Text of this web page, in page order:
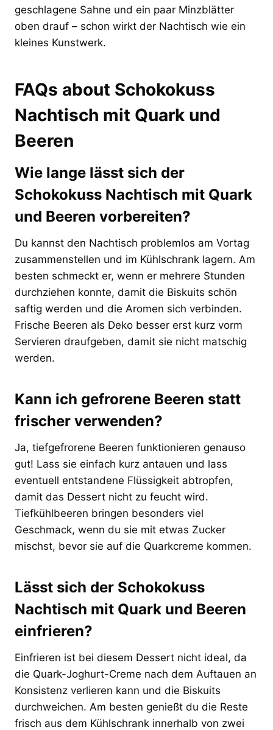
geschlagene Sahne und ein paar Minzblätter
oben drauf – schon wirkt der Nachtisch wie ein
kleines Kunstwerk.
FAQs about Schokokuss
Nachtisch mit Quark und
Beeren
Wie lange lässt sich der
Schokokuss Nachtisch mit Quark
und Beeren vorbereiten?
Du kannst den Nachtisch problemlos am Vortag
zusammenstellen und im Kühlschrank lagern. Am
besten schmeckt er, wenn er mehrere Stunden
durchziehen konnte, damit die Biskuits schön
saftig werden und die Aromen sich verbinden.
Frische Beeren als Deko besser erst kurz vorm
Servieren draufgeben, damit sie nicht matschig
werden.
Kann ich gefrorene Beeren statt
frischer verwenden?
Ja, tiefgefrorene Beeren funktionieren genauso
gut! Lass sie einfach kurz antauen und lass
eventuell entstandene Flüssigkeit abtropfen,
damit das Dessert nicht zu feucht wird.
Tiefkühlbeeren bringen besonders viel
Geschmack, wenn du sie mit etwas Zucker
mischst, bevor sie auf die Quarkcreme kommen.
Lässt sich der Schokokuss
Nachtisch mit Quark und Beeren
einfrieren?
Einfrieren ist bei diesem Dessert nicht ideal, da
die Quark-Joghurt-Creme nach dem Auftauen an
Konsistenz verlieren kann und die Biskuits
durchweichen. Am besten genießt du die Reste
frisch aus dem Kühlschrank innerhalb von zwei